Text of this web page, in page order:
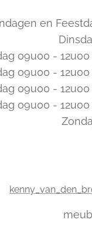
en
09u00 -
09u00 -
09u00 -
09u00 -